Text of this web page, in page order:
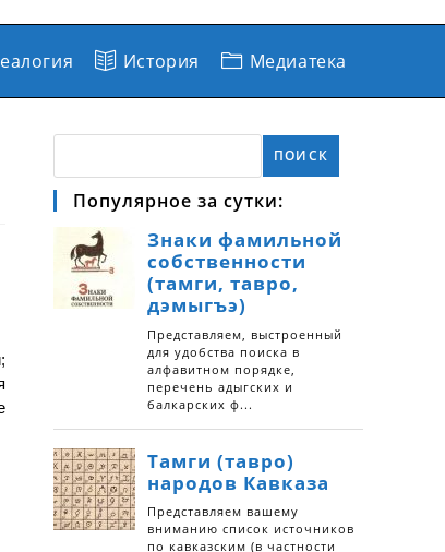
История Медиатека
ПОИСК
Популярное за сутки: